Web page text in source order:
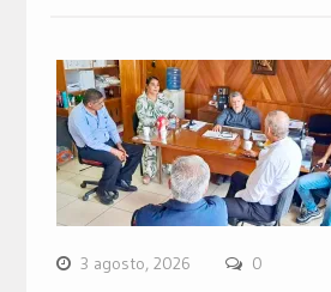
3 agosto, 2026 0